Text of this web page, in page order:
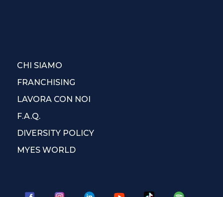
CHI SIAMO
FRANCHISING
LAVORA CON NOI
F.A.Q.
DIVERSITY POLICY
MYES WORLD